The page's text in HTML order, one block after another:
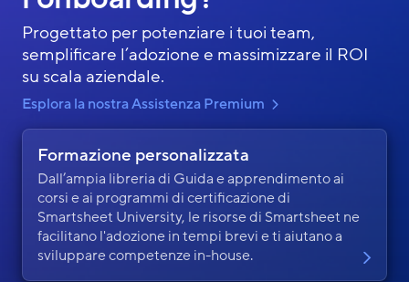
Progettato per potenziare i tuoi team,
semplificare l’adozione e massimizzare il ROI
su scala aziendale.
Esplora la nostra Assistenza Premium
Formazione personalizzata
Dall’ampia libreria di Guida e apprendimento ai
corsi e ai programmi di certificazione di
Smartsheet University, le risorse di Smartsheet ne
facilitano l'adozione in tempi brevi e ti aiutano a
sviluppare competenze in-house.